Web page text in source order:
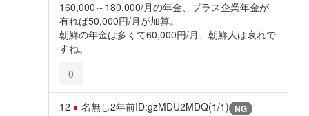
160,000～180,000/月の年金、プラス企業年金が
有れば50,000円/月が加算。
朝鮮の年金は多くて60,000円/月、朝鮮人は哀れで
すね。
0
12 名無し2年前ID:gzMDU2MDQ(1/1) NG